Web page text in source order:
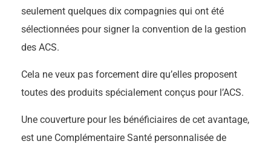
seulement quelques dix compagnies qui ont été
sélectionnées pour signer la convention de la gestion
des ACS.
Cela ne veux pas forcement dire qu’elles proposent
toutes des produits spécialement conçus pour l’ACS.
Une couverture pour les bénéficiaires de cet avantage,
est une Complémentaire Santé personnalisée de